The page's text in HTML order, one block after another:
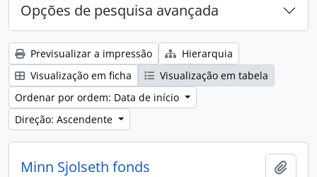
Opções de pesquisa avançada
Previsualizar a impressão
Hierarquia
Visualização em ficha
Visualização em tabela
Ordenar por ordem: Data de início
Direção: Ascendente
Minn Sjolseth fonds